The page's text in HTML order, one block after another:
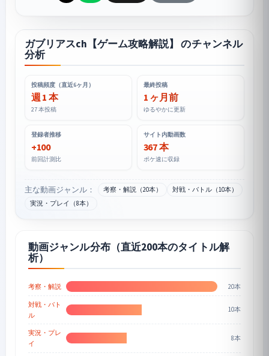
ガブリアスch【ゲーム攻略解説】 のチャンネル
分析
投稿頻度（直近6ヶ月）
週 1 本
27 本投稿
最終投稿
1 ヶ月前
ゆるやかに更新
登録者推移
+100
前回計測比
サイト内動画数
367 本
ポケ速に収録
主な動画ジャンル： 考察・解説（20本）
対戦・バトル（10本）
実況・プレイ（8本）
動画ジャンル分布（直近200本のタイトル解
析）
考察・解説 20本
対戦・バト
ル
10本
実況・プレ
イ
8本